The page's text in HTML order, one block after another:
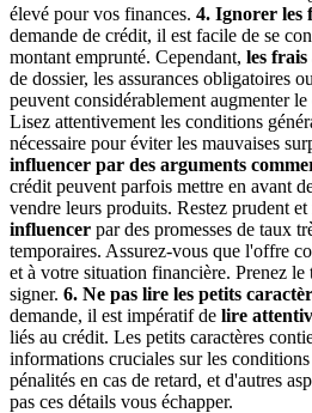
élevé pour vos finances. 4. Ignorer les
demande de crédit, il est facile de se
montant emprunté. Cependant, les frais
de dossier, les assurances obligatoires
peuvent considérablement augmenter
Lisez attentivement les conditions
nécessaire pour éviter les mauvaises
influencer par des arguments
crédit peuvent parfois mettre en avant
vendre leurs produits. Restez prudent et
influencer par des promesses de taux
temporaires. Assurez-vous que l'offre
et à votre situation financière. Prenez
signer. 6. Ne pas lire les petits
demande, il est impératif de lire
liés au crédit. Les petits caractères
informations cruciales sur les
pénalités en cas de retard, et d'autres
pas ces détails vous échapper.